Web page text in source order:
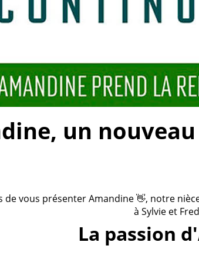
un
de vous présenter Amandine 👋, notre
à Sylvie et
La passion